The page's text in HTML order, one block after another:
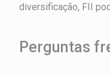
diversificação, FII
Perguntas